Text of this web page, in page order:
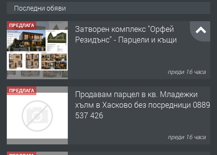
Последни обяви
ПРЕДЛАГА
Затворен комплекс "Орфей
Резидънс" - Парцели и къщи
преди 16 часа
ПРЕДЛАГА
Продавам парцел в кв. Младежки
хълм в Хасково без посредници 0889
537 426
преди 16 часа